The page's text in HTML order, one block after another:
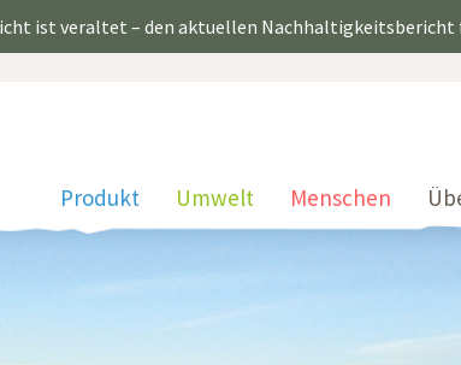
ist veraltet – den aktuellen
Produkt Umwelt Menschen